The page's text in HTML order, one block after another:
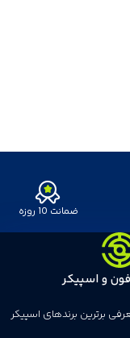
ضمانت 10 روزه
و اسپیکر
برترین برندهای اسپیکر